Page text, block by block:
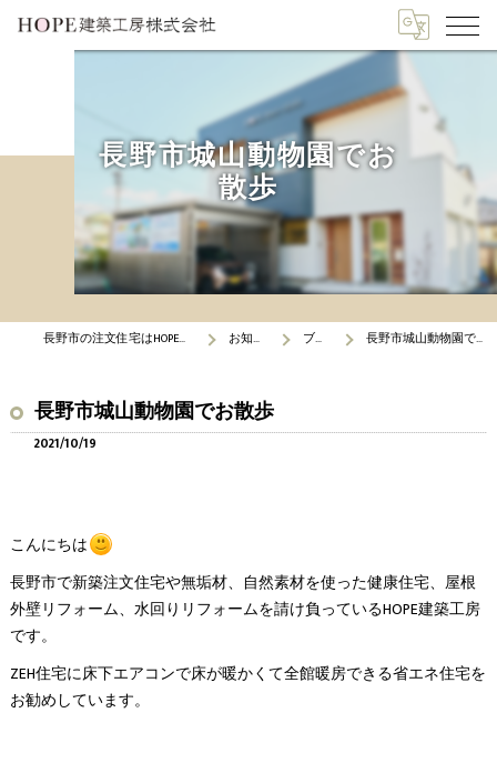
長野市城山動物園でお
散歩
長野市の注文住宅はHOPE建築工房 お知らせ ブログ 長野市城山動物園でお散歩
長野市城山動物園でお散歩
2021/10/19
こんにちは
長野市で新築注文住宅や無垢材、自然素材を使った健康住宅、屋根
外壁リフォーム、水回りリフォームを請け負っているHOPE建築工房
です。
ZEH住宅に床下エアコンで床が暖かくて全館暖房できる省エネ住宅を
お勧めしています。